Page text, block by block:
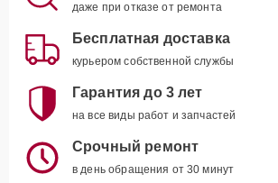
даже при отказе от ремонта
Бесплатная доставка
курьером собственной службы
Гарантия до 3 лет
на все виды работ и запчастей
Срочный ремонт
в день обращения от 30 минут